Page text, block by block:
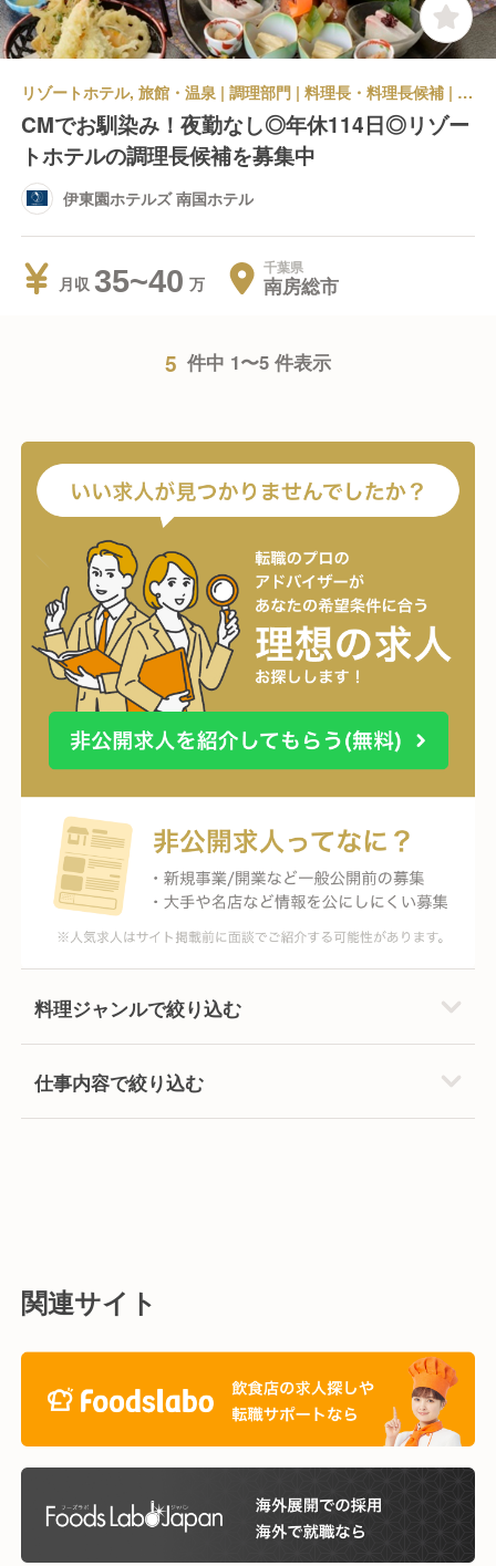
リゾートホテル, 旅館・温泉 | 調理部門 | 料理長・料理長候補 | 伊東園ホテルズ 南国ホテル
CMでお馴染み！夜勤なし◎年休114日◎リゾー
トホテルの調理長候補を募集中
伊東園ホテルズ 南国ホテル
月収 35~40 千葉県
南房総市
5 件中 1〜5 件表示
料理ジャンルで絞り込む
仕事内容で絞り込む
関連サイト